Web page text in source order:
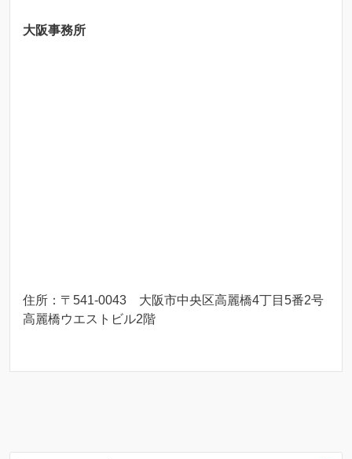
大阪事務所
住所：〒541-0043 大阪市中央区高麗橋4丁目5番2号
高麗橋ウエストビル2階